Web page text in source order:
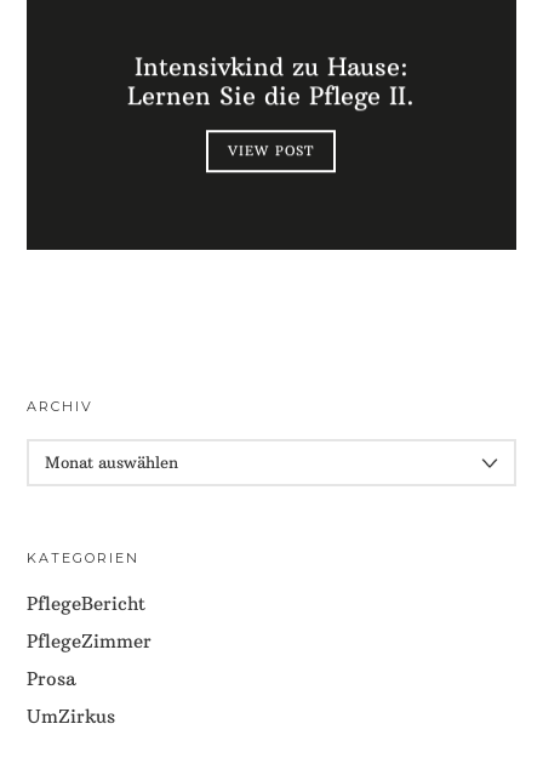
Intensivkind zu Hause:
Lernen Sie die Pflege II.
VIEW POST
ARCHIV
KATEGORIEN
PflegeBericht
PflegeZimmer
Prosa
UmZirkus